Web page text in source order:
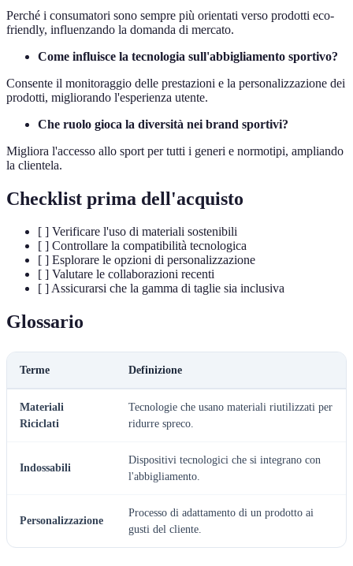
Perché i consumatori sono sempre più orientati verso prodotti eco-
friendly, influenzando la domanda di mercato.
Come influisce la tecnologia sull'abbigliamento sportivo?
Consente il monitoraggio delle prestazioni e la personalizzazione dei
prodotti, migliorando l'esperienza utente.
Che ruolo gioca la diversità nei brand sportivi?
Migliora l'accesso allo sport per tutti i generi e normotipi, ampliando
la clientela.
Checklist prima dell'acquisto
[ ] Verificare l'uso di materiali sostenibili
[ ] Controllare la compatibilità tecnologica
[ ] Esplorare le opzioni di personalizzazione
[ ] Valutare le collaborazioni recenti
[ ] Assicurarsi che la gamma di taglie sia inclusiva
Glossario
Terme Definizione
Materiali
Riciclati
Tecnologie che usano materiali riutilizzati per
ridurre spreco.
Indossabili
Dispositivi tecnologici che si integrano con
l'abbigliamento.
Personalizzazione
Processo di adattamento di un prodotto ai
gusti del cliente.